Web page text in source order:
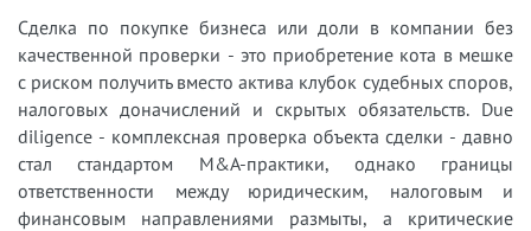
Сделка по покупке бизнеса или доли в компании без
качественной проверки - это приобретение кота в мешке
с риском получить вместо актива клубок судебных споров,
налоговых доначислений и скрытых обязательств. Due
diligence - комплексная проверка объекта сделки - давно
стал стандартом M&A-практики, однако границы
ответственности между юридическим, налоговым и
финансовым направлениями размыты, а критические